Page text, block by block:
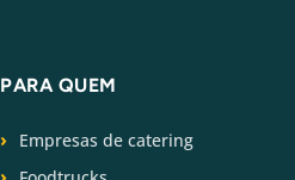
PARA QUEM
Empresas de catering